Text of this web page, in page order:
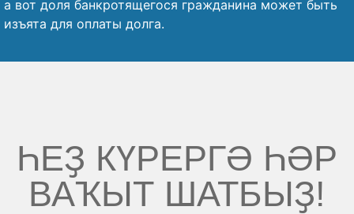
а вот доля банкротящегося гражданина может быть
изъята для оплаты долга.
ҺЕҘ КҮРЕРГӘ ҺӘР
ВАҠЫТ ШАТБЫҘ!